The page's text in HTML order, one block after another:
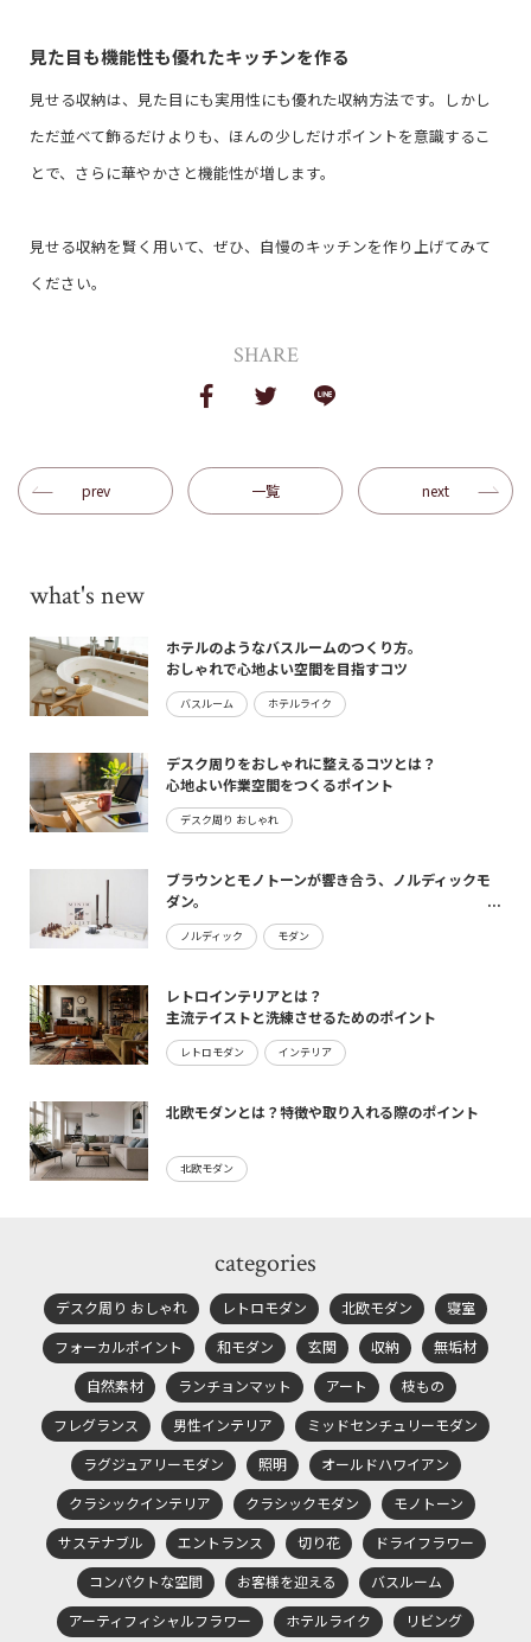
見た目も機能性も優れたキッチンを作る
見せる収納は、見た目にも実用性にも優れた収納方法です。しかし
ただ並べて飾るだけよりも、ほんの少しだけポイントを意識するこ
とで、さらに華やかさと機能性が増します。
見せる収納を賢く用いて、ぜひ、自慢のキッチンを作り上げてみて
ください。
SHARE
prev next
一覧
what's new
ホテルのようなバスルームのつくり方。
おしゃれで心地よい空間を目指すコツ
バスルーム ホテルライク
デスク周りをおしゃれに整えるコツとは？
心地よい作業空間をつくるポイント
デスク周り おしゃれ
ブラウンとモノトーンが響き合う、ノルディックモ
ダン。
maturite新作のご案内
ノルディック モダン
レトロインテリアとは？
主流テイストと洗練させるためのポイント
レトロモダン インテリア
北欧モダンとは？特徴や取り入れる際のポイント
北欧モダン
categories
デスク周り おしゃれ レトロモダン 北欧モダン
寝室
フォーカルポイント
和モダン 玄関 収納
無垢材
自然素材
ランチョンマット アート
枝もの
フレグランス
男性インテリア
ミッドセンチュリーモダン
ラグジュアリーモダン
照明
オールドハワイアン
クラシックインテリア
クラシックモダン
モノトーン
サステナブル
エントランス 切り花
ドライフラワー
コンパクトな空間
お客様を迎える
バスルーム
アーティフィシャルフラワー
ホテルライク
リビング